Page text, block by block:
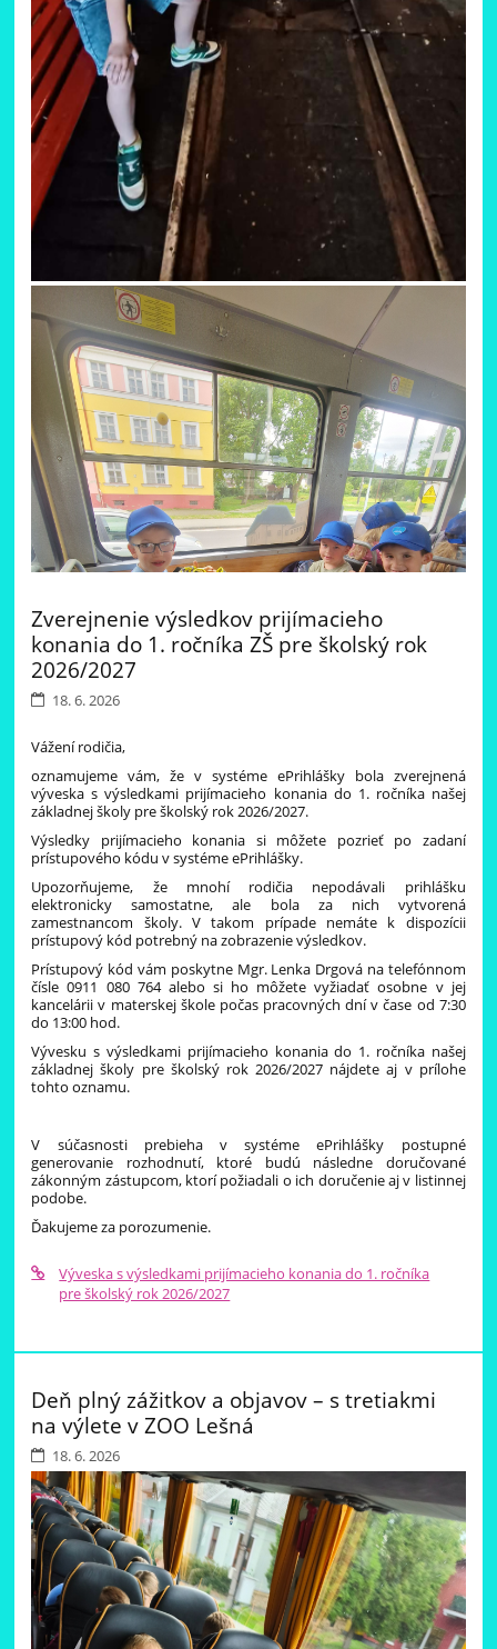
13
Naši prváčikovia si 17. júna užili krásny výlet do DEPA
práci, a zaujali ich aj staré električky či autobusy. Deti mali
možnosť nahliadnuť do sveta dopravy a spoznať, ako vyzeral
kedysi.
Veľkým zážitkom bol aj presun historickou električkou
do Trenčianskych Teplíc. Tam sme sa prešli po krásnom kúpeľnom
odmena – výborná zmrzlina a tradičná kúpeľná oblátka.
Výlet sme si všetci veľmi užili a odniesli si množstvo nových
Zverejnenie výsledkov prijímacieho
konania do 1. ročníka ZŠ pre školský rok
2026/2027
18. 6. 2026
Vážení rodičia,
oznamujeme vám, že v systéme ePrihlášky bola zverejnená
výveska s výsledkami prijímacieho konania do 1. ročníka našej
základnej školy pre školský rok 2026/2027.
Výsledky prijímacieho konania si môžete pozrieť po zadaní
prístupového kódu v systéme ePrihlášky.
Upozorňujeme, že mnohí rodičia nepodávali prihlášku
elektronicky samostatne, ale bola za nich vytvorená
zamestnancom školy. V takom prípade nemáte k dispozícii
prístupový kód potrebný na zobrazenie výsledkov.
Prístupový kód vám poskytne Mgr. Lenka Drgová na telefónnom
čísle 0911 080 764 alebo si ho môžete vyžiadať osobne v jej
kancelárii v materskej škole počas pracovných dní v čase od 7:30
do 13:00 hod.
Vývesku s výsledkami prijímacieho konania do 1. ročníka našej
základnej školy pre školský rok 2026/2027 nájdete aj v prílohe
tohto oznamu.
V súčasnosti prebieha v systéme ePrihlášky postupné
generovanie rozhodnutí, ktoré budú následne doručované
zákonným zástupcom, ktorí požiadali o ich doručenie aj v listinnej
podobe.
Ďakujeme za porozumenie.
Výveska s výsledkami prijímacieho konania do 1. ročníka
pre školský rok 2026/2027
Deň plný zážitkov a objavov – s tretiakmi
na výlete v ZOO Lešná
18. 6. 2026